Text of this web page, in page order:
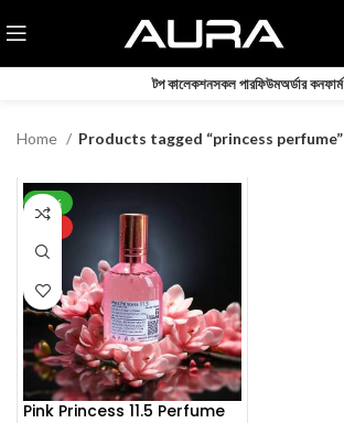
টপ কালেকশনসকল পারফিউমঅর্ডার কনফার্ম
Home Products tagged “princess perfume”
-39%
Pink Princess 11.5 Perfume